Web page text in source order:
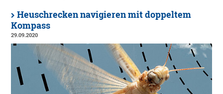
Heuschrecken navigieren mit doppeltem
Kompass
29.09.2020